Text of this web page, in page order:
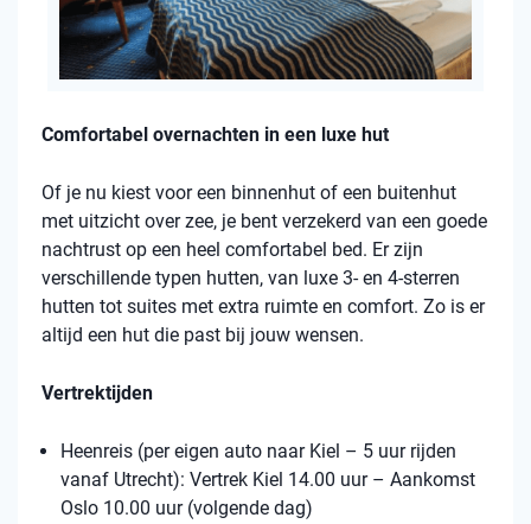
Comfortabel overnachten in een luxe hut
Of je nu kiest voor een binnenhut of een buitenhut
met uitzicht over zee, je bent verzekerd van een goede
nachtrust op een heel comfortabel bed. Er zijn
verschillende typen hutten, van luxe 3- en 4-sterren
hutten tot suites met extra ruimte en comfort. Zo is er
altijd een hut die past bij jouw wensen.
Vertrektijden
Heenreis (per eigen auto naar Kiel – 5 uur rijden
vanaf Utrecht): Vertrek Kiel 14.00 uur – Aankomst
Oslo 10.00 uur (volgende dag)